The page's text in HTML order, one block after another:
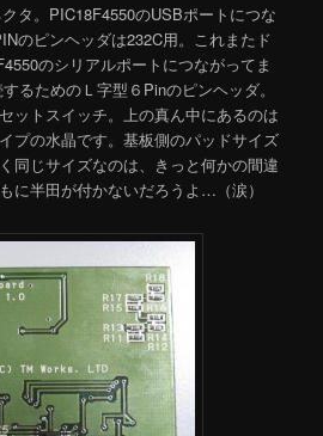
タ。PIC18F4550のUSBポートにつな
のピンヘッダは232C用。これまたド
のシリアルポートにつながってま
るためのＬ字型６Pinのピンヘッダ。
ットスイッチ。上の真ん中にあるのは
プの水晶です。基板側のパッドサイズ
同じサイズなのは、きっと何かの間違
に半田が付かないだろうよ…（涙）